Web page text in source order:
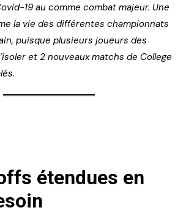
19 au comme combat majeur. Une
la vie des différentes championnats
puisque plusieurs joueurs des
et 2 nouveaux matchs de College
étendues en